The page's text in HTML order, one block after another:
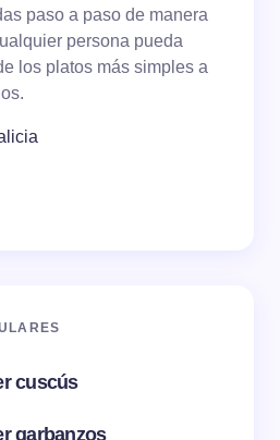
paso a paso de manera
persona pueda
los platos más simples a
cuscús
garbanzos